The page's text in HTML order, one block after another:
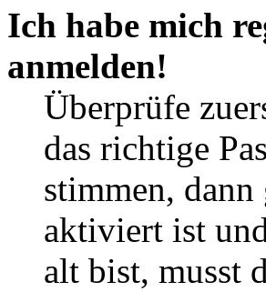
Ich habe mich
anmelden!
Überprüfe
das richtige
stimmen,
aktiviert ist
alt bist, musst